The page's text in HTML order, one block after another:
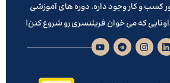
کسب و کار وجود داره. دوره های آموزشی
که می خوان فریلنسری رو شروع کنن!